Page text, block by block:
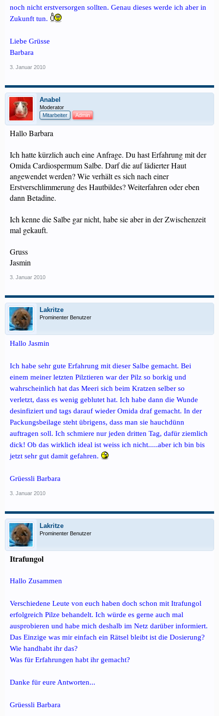
noch nicht erstversorgen sollten. Genau dieses werde ich aber in
Zukunft tun.
Liebe Grüsse
Barbara
3. Januar 2010
Anabel
Moderator
Mitarbeiter
Admin
Hallo Barbara
Ich hatte kürzlich auch eine Anfrage. Du hast Erfahrung mit der
Omida Cardiospermum Salbe. Darf die auf lädierter Haut
angewendet werden? Wie verhält es sich nach einer
Erstverschlimmerung des Hautbildes? Weiterfahren oder eben
dann Betadine.
Ich kenne die Salbe gar nicht, habe sie aber in der Zwischenzeit
mal gekauft.
Gruss
Jasmin
3. Januar 2010
Lakritze
Prominenter Benutzer
Hallo Jasmin
Ich habe sehr gute Erfahrung mit dieser Salbe gemacht. Bei
einem meiner letzten Pilztieren war der Pilz so borkig und
wahrscheinlich hat das Meeri sich beim Kratzen selber so
verletzt, dass es wenig geblutet hat. Ich habe dann die Wunde
desinfiziert und tags darauf wieder Omida draf gemacht. In der
Packungsbeilage steht übrigens, dass man sie hauchdünn
auftragen soll. Ich schmiere nur jeden dritten Tag, dafür ziemlich
dick! Ob das wirklich ideal ist weiss ich nicht.....aber ich bin bis
jetzt sehr gut damit gefahren.
Grüessli Barbara
3. Januar 2010
Lakritze
Prominenter Benutzer
Itrafungol
Hallo Zusammen
Verschiedene Leute von euch haben doch schon mit Itrafungol
erfolgreich Pilze behandelt. Ich würde es gerne auch mal
ausprobieren und habe mich deshalb im Netz darüber informiert.
Das Einzige was mir einfach ein Rätsel bleibt ist die Dosierung?
Wie handhabt ihr das?
Was für Erfahrungen habt ihr gemacht?
Danke für eure Antworten...
Grüessli Barbara